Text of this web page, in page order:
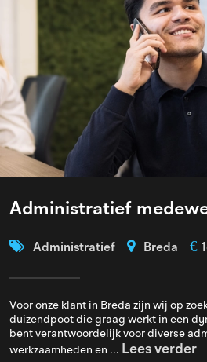
Administratief
Administratief Breda €
Voor onze klant in Breda zijn wij op
duizendpoot die graag werkt in een
bent verantwoordelijk voor diverse
werkzaamheden en ... Lees verder